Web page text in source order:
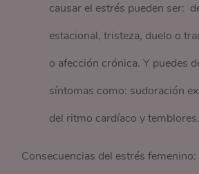
causar el estrés pueden ser:
estacional, tristeza, duelo o
o afección crónica. Y puedes
síntomas como: sudoración
del ritmo cardíaco y temblores.
Consecuencias del estrés